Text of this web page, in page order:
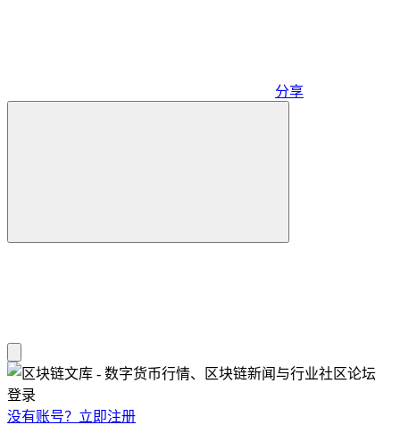
分享
登录
没有账号？立即注册